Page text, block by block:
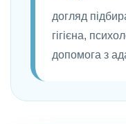
догляд
гігієна,
допомога з